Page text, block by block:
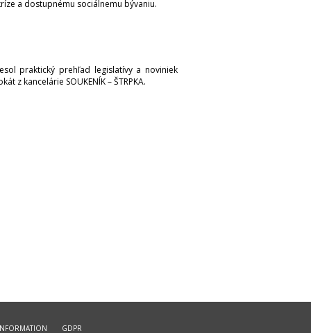
a dostupnému sociálnemu bývaniu.
praktický prehľad legislatívy a noviniek
z kancelárie SOUKENÍK – ŠTRPKA.
GDPR